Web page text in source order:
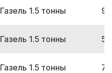
Газель 1.5 тонны
Газель 1.5 тонны
Газель 1.5 тонны